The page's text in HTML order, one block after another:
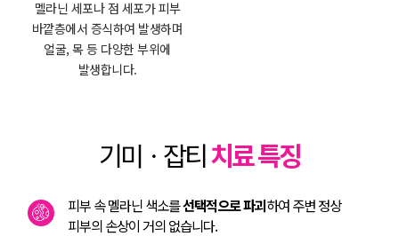
멜라닌 세포나 점 세포가 피부
바깥층에서 증식하여 발생하며
얼굴, 목 등 다양한 부위에
발생합니다.
기미ㆍ잡티치료 특징
피부 속 멜라닌 색소를선택적으로 파괴하여 주변 정상
피부의 손상이 거의 없습니다.